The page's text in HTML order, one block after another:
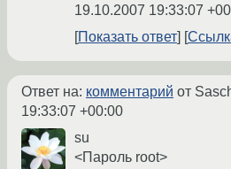
19.10.2007 19:33:07
Показать ответ
Ответ на: комментарий от
19:33:07 +00:00
su
<Пароль root>